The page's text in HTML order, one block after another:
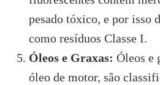
pesado tóxico, e por isso
como resíduos Classe I.
Óleos e Graxas: Óleos e
óleo de motor, são